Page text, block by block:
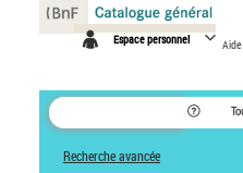
Espace personnel Aide
Recherche avancée
Panneau de gestion des cookies